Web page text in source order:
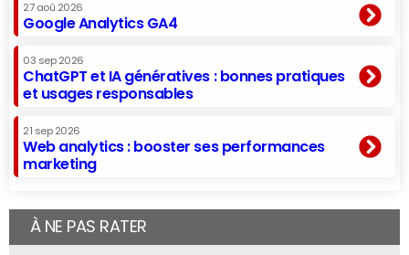
27 aoû 2026
Google Analytics GA4
03 sep 2026
ChatGPT et IA génératives : bonnes pratiques
et usages responsables
21 sep 2026
Web analytics : booster ses performances
marketing
À NE PAS RATER